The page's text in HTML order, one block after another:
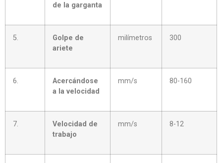
de la garganta
5.
Golpe de
ariete
milímetros 300
6.
Acercándose
a la velocidad
mm/s 80-160
7.
Velocidad de
trabajo
mm/s 8-12